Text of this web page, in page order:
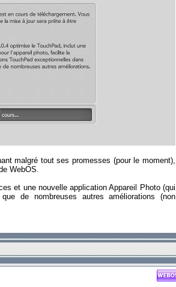
malgré tout ses promesses (pour le moment),
WebOS.
et une nouvelle application Appareil Photo (qui
de nombreuses autres améliorations (non